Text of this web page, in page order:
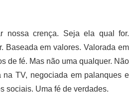
nossa crença. Seja ela qual for.
Baseada em valores. Valorada em
de fé. Mas não uma qualquer. Não
na TV, negociada em palanques e
sociais. Uma fé de verdades.